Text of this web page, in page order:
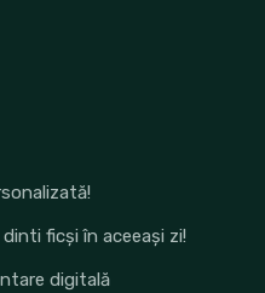
ficși în aceeași zi!
digitală